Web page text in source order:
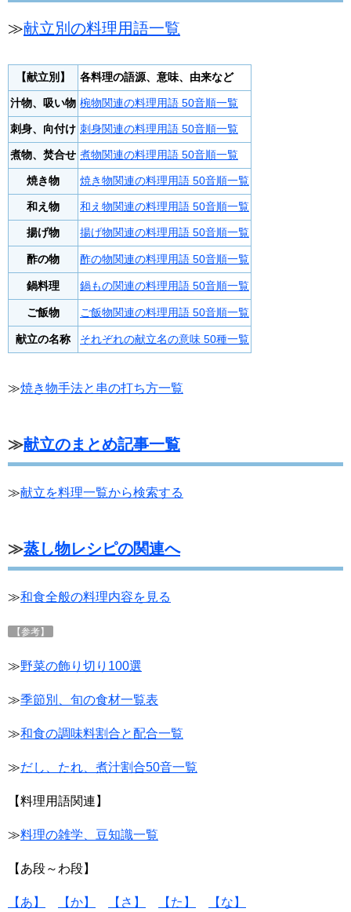
≫献立別の料理用語一覧
【献立別】 各料理の語源、意味、由来など
汁物、吸い物 椀物関連の料理用語 50音順一覧
刺身、向付け 刺身関連の料理用語 50音順一覧
煮物、焚合せ 煮物関連の料理用語 50音順一覧
焼き物 焼き物関連の料理用語 50音順一覧
和え物 和え物関連の料理用語 50音順一覧
揚げ物 揚げ物関連の料理用語 50音順一覧
酢の物 酢の物関連の料理用語 50音順一覧
鍋料理 鍋もの関連の料理用語 50音順一覧
ご飯物 ご飯物関連の料理用語 50音順一覧
献立の名称 それぞれの献立名の意味 50種一覧
≫焼き物手法と串の打ち方一覧
≫献立のまとめ記事一覧
≫献立を料理一覧から検索する
≫蒸し物レシピの関連へ
≫和食全般の料理内容を見る
【参考】
≫野菜の飾り切り100選
≫季節別、旬の食材一覧表
≫和食の調味料割合と配合一覧
≫だし、たれ、煮汁割合50音一覧
【料理用語関連】
≫料理の雑学、豆知識一覧
【あ段～わ段】
【あ】 【か】 【さ】 【た】 【な】